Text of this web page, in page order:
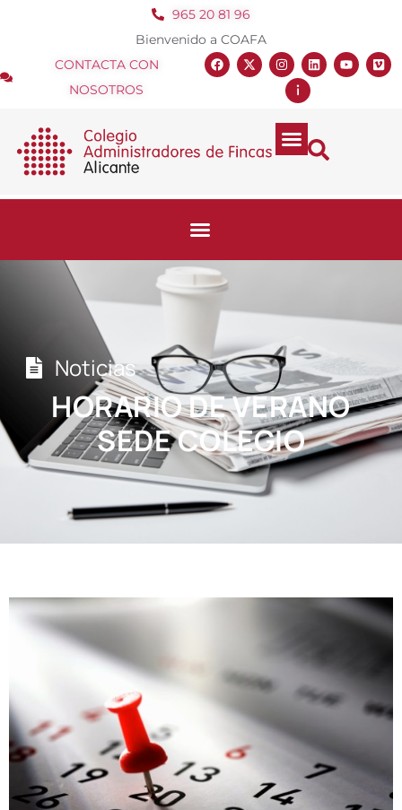
965 20 81 96
Bienvenido a COAFA
CONTACTA CON
NOSOTROS
Noticias
HORARIO DE VERANO
SEDE COLEGIO